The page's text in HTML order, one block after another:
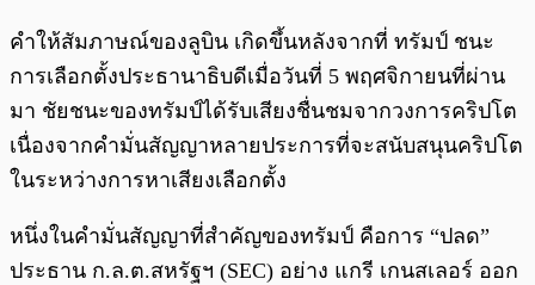
คำให้สัมภาษณ์ของลูบิน เกิดขึ้นหลังจากที่ ทรัมป์ ชนะ
การเลือกตั้งประธานาธิบดีเมื่อวันที่ 5 พฤศจิกายนที่ผ่าน
มา ชัยชนะของทรัมป์ได้รับเสียงชื่นชมจากวงการคริปโต
เนื่องจากคำมั่นสัญญาหลายประการที่จะสนับสนุนคริปโต
ในระหว่างการหาเสียงเลือกตั้ง
หนึ่งในคำมั่นสัญญาที่สำคัญของทรัมป์ คือการ “ปลด”
ประธาน ก.ล.ต.สหรัฐฯ (SEC) อย่าง แกรี เกนสเลอร์ ออก